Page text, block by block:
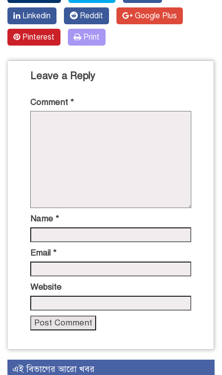
Linkedin Reddit Google Plus
Pinterest Print
Leave a Reply
Comment *
Name *
Email *
Website
এই বিভাগের আরো খবর